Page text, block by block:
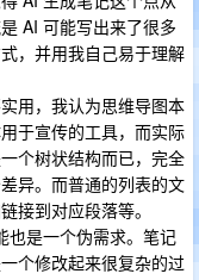
AI 可能写出来了很多
，并用我自己易于理解
用，我认为思维导图本
于宣传的工具，而实际
个树状结构而已，完全
异。而普通的列表的文
接到对应段落等。
也是一个伪需求。笔记
个修改起来很复杂的过